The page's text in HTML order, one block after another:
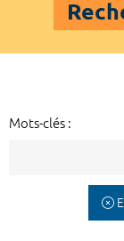
Mots-clés :